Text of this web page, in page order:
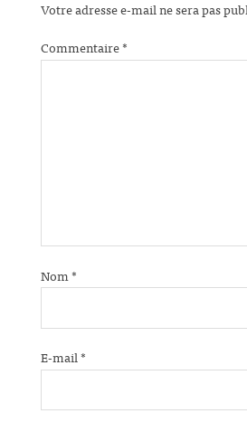
Votre adresse e-mail ne sera pas
Commentaire*
Nom*
E-mail*